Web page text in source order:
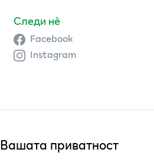
Вашата приватност
Следи нè
Facebook
Instagram